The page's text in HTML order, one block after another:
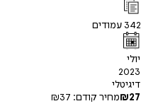
קודם:
₪37